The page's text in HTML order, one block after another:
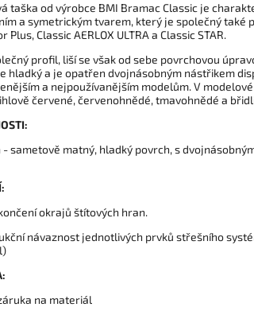
taška od výrobce BMI Bramac Classic je
a symetrickým tvarem, který je společný také
Plus, Classic AERLOX ULTRA a Classic STAR.
profil, liší se však od sebe povrchovou
hladký a je opatřen dvojnásobným nástřikem
a nejpoužívanějším modelům. V
červené, červenohnědé, tmavohnědé a
- sametově matný, hladký povrch, s
okrajů štítových hran.
návaznost jednotlivých prvků střešního
na materiál